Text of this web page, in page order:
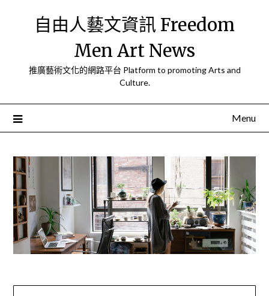
自由人藝文資訊 Freedom
Men Art News
推廣藝術文化的網路平台 Platform to promoting Arts and
Culture.
Menu